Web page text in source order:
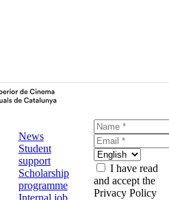
News
Student
support
Scholarship
programme
I have read
and accept the
Privacy Policy